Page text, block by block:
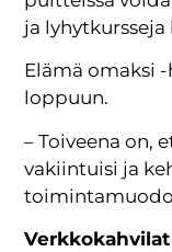
ja
Elämä omaksi
loppuun.
– Toiveena on,
vakiintuisi ja
Verkkokahvilat